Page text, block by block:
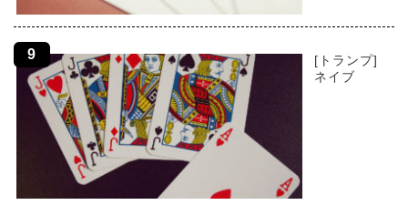
[トランプ]
ネイブ